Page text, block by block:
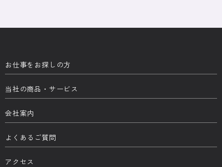
お仕事をお探しの方
当社の商品・サービス
会社案内
よくあるご質問
アクセス